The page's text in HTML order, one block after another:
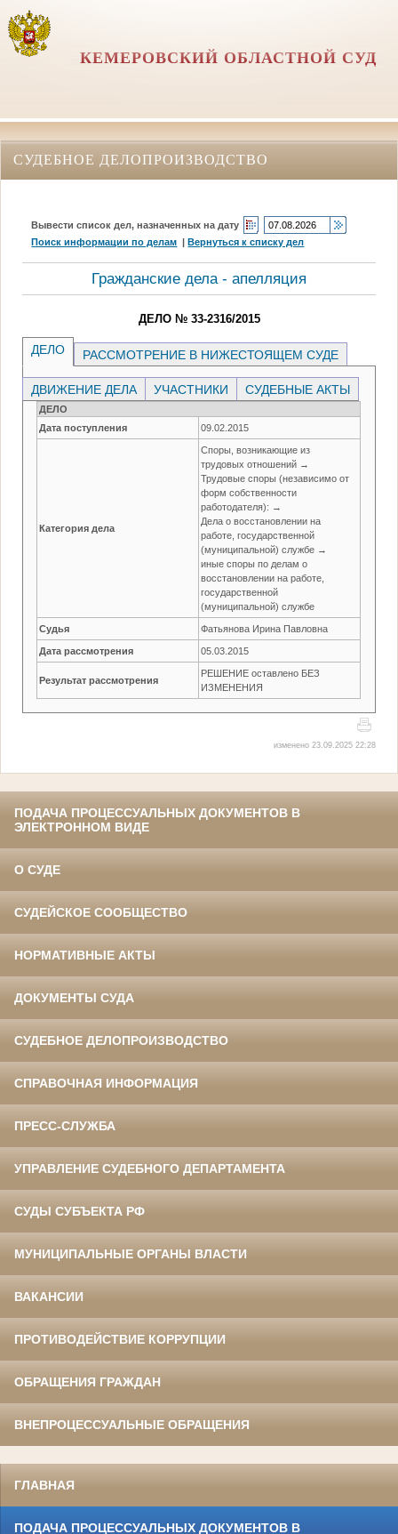
КЕМЕРОВСКИЙ ОБЛАСТНОЙ СУД
СУДЕБНОЕ ДЕЛОПРОИЗВОДСТВО
Вывести список дел, назначенных на дату
Поиск информации по делам |Вернуться к списку дел
Гражданские дела - апелляция
ДЕЛО № 33-2316/2015
ДЕЛО РАССМОТРЕНИЕ В НИЖЕСТОЯЩЕМ СУДЕ
ДВИЖЕНИЕ ДЕЛА УЧАСТНИКИ СУДЕБНЫЕ АКТЫ
ДЕЛО
Дата поступления
09.02.2015
Категория дела
Споры, возникающие из
трудовых отношений →
Трудовые споры (независимо от
форм собственности
работодателя): →
Дела о восстановлении на
работе, государственной
(муниципальной) службе →
иные споры по делам о
восстановлении на работе,
государственной
(муниципальной) службе
Судья Фатьянова Ирина Павловна
Дата рассмотрения 05.03.2015
Результат рассмотрения
РЕШЕНИЕ оставлено БЕЗ
ИЗМЕНЕНИЯ
изменено 23.09.2025 22:28
ПОДАЧА ПРОЦЕССУАЛЬНЫХ ДОКУМЕНТОВ В
ЭЛЕКТРОННОМ ВИДЕ
О СУДЕ
СУДЕЙСКОЕ СООБЩЕСТВО
НОРМАТИВНЫЕ АКТЫ
ДОКУМЕНТЫ СУДА
СУДЕБНОЕ ДЕЛОПРОИЗВОДСТВО
СПРАВОЧНАЯ ИНФОРМАЦИЯ
ПРЕСС-СЛУЖБА
УПРАВЛЕНИЕ СУДЕБНОГО ДЕПАРТАМЕНТА
СУДЫ СУБЪЕКТА РФ
МУНИЦИПАЛЬНЫЕ ОРГАНЫ ВЛАСТИ
ВАКАНСИИ
ПРОТИВОДЕЙСТВИЕ КОРРУПЦИИ
ОБРАЩЕНИЯ ГРАЖДАН
ВНЕПРОЦЕССУАЛЬНЫЕ ОБРАЩЕНИЯ
ГЛАВНАЯ
ПОДАЧА ПРОЦЕССУАЛЬНЫХ ДОКУМЕНТОВ В